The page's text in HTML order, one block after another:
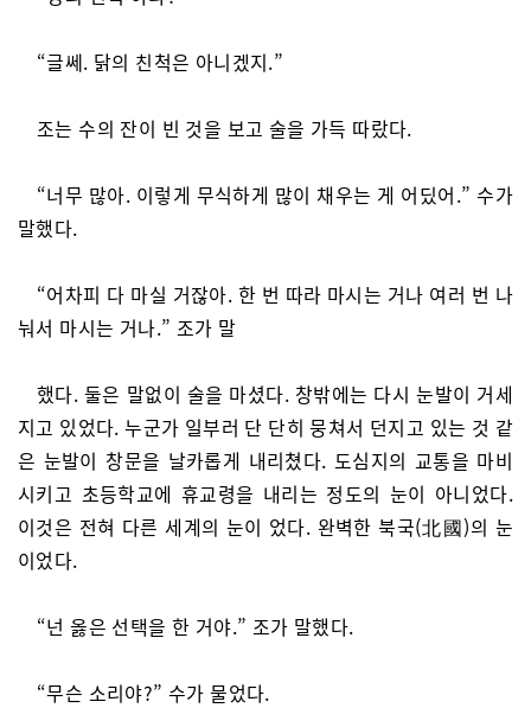
“글쎄. 닭의 친척은 아니겠지.”
조는 수의 잔이 빈 것을 보고 술을 가득 따랐다.
“너무 많아. 이렇게 무식하게 많이 채우는 게 어딨어.” 수가
말했다.
“어차피 다 마실 거잖아. 한 번 따라 마시는 거나 여러 번 나
눠서 마시는 거나.” 조가 말
했다. 둘은 말없이 술을 마셨다. 창밖에는 다시 눈발이 거세
지고 있었다. 누군가 일부러 단 단히 뭉쳐서 던지고 있는 것 같
은 눈발이 창문을 날카롭게 내리쳤다. 도심지의 교통을 마비
시키고 초등학교에 휴교령을 내리는 정도의 눈이 아니었다.
이것은 전혀 다른 세계의 눈이 었다. 완벽한 북국(北國)의 눈
이었다.
“넌 옳은 선택을 한 거야.” 조가 말했다.
“무슨 소리야?” 수가 물었다.